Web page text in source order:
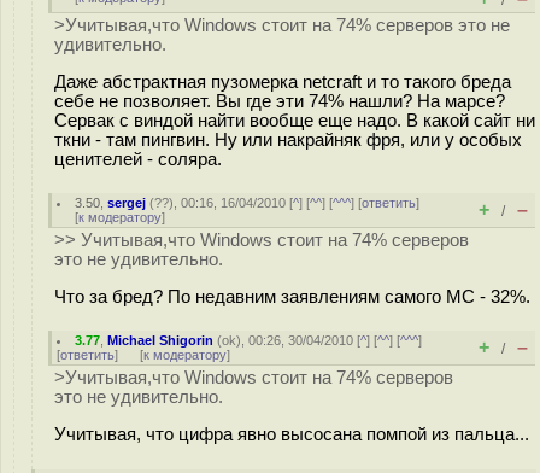
>Учитывая,что Windows стоит на 74% серверов это не
удивительно.
Даже абстрактная пузомерка netcraft и то такого бреда
себе не позволяет. Вы где эти 74% нашли? На марсе?
Сервак с виндой найти вообще еще надо. В какой сайт ни
ткни - там пингвин. Ну или накрайняк фря, или у особых
ценителей - соляра.
3.50 ,sergej (??), 00:16, 16/04/2010 [^] [^^] [^^^] [ответить]
[к модератору] + / –
>> Учитывая,что Windows стоит на 74% серверов
это не удивительно.
Что за бред? По недавним заявлениям самого МС - 32%.
3.77 ,Michael Shigorin (ok), 00:26, 30/04/2010 [^] [^^] [^^^]
[ответить] [к модератору] + / –
>Учитывая,что Windows стоит на 74% серверов
это не удивительно.
Учитывая, что цифра явно высосана помпой из пальца...